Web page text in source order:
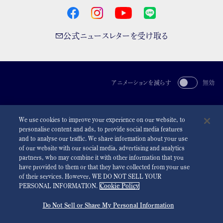
公式ニュースレターを受け取る
アニメーションを減らす 無効
アクセシビリティ
©2026 Seiko Watch Corporation
We use cookies to improve your experience on our website, to
personalise content and ads, to provide social media features
and to analyse our traffic. We share information about your use
of our website with our social media, advertising and analytics
partners, who may combine it with other information that you
have provided to them or that they have collected from your use
of their services. However, WE DO NOT SELL YOUR
PERSONAL INFORMATION. Cookie Policy
Do Not Sell or Share My Personal Information